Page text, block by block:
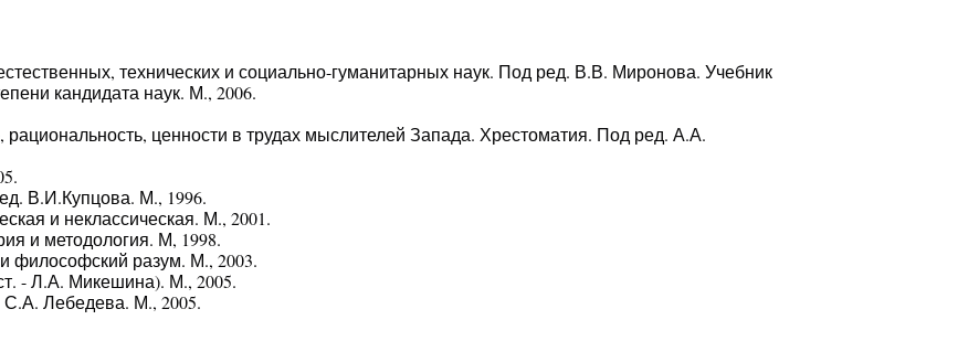
технических и социально-гуманитарных наук. Под ред. В.В. Миронова. Учебник
кандидата наук. М., 2006.
ценности в трудах мыслителей Запада. Хрестоматия. Под ред. А.А.
В.И.Купцова. М., 1996.
и неклассическая. М., 2001.
и методология. М, 1998.
философский разум. М., 2003.
- Л.А. Микешина). М., 2005.
Лебедева. М., 2005.